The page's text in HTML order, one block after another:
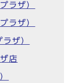
ラザ）
ラザ）
ザ）
店